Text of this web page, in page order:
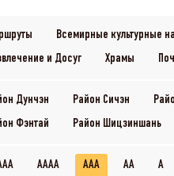
Всемирные культурные
и Досуг
Храмы
Дунчэн Район Сичэн
Фэнтай
Район Шицзиншань
AAAA AAA AA A